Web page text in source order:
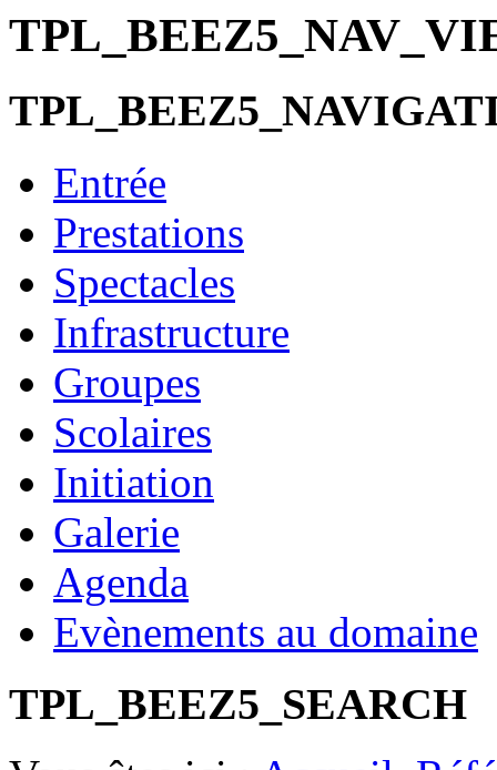
Entrée
Prestations
Spectacles
Infrastructure
Groupes
Scolaires
Initiation
Galerie
Agenda
Evènements au domaine
TPL_BEEZ5_SEARCH